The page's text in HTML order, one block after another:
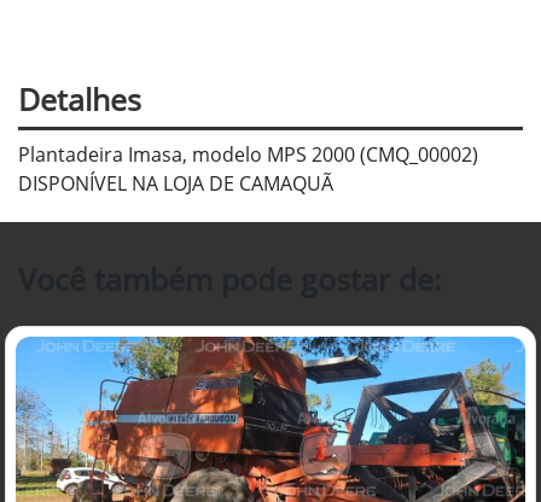
Detalhes
Plantadeira Imasa, modelo MPS 2000 (CMQ_00002)
DISPONÍVEL NA LOJA DE CAMAQUÃ